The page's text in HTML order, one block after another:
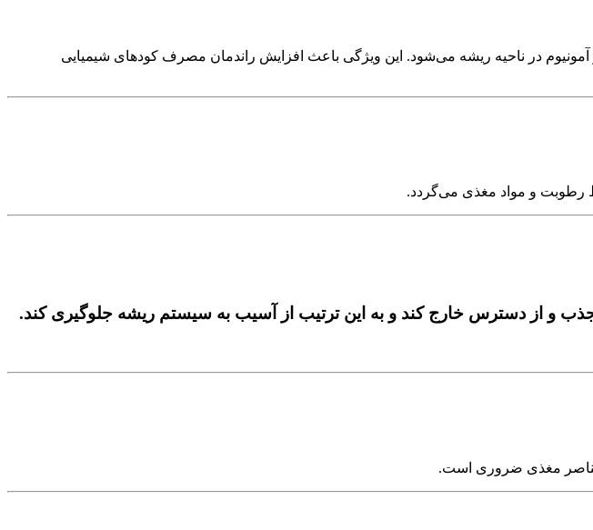
پتاسیم و آمونیوم در ناحیه ریشه می‌شود. این ویژگی باعث افزایش راندمان مصرف کودهای شیمیایی
رطوبت و مواد مغذی می‌گردد.